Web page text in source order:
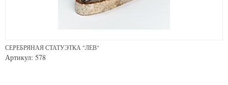
СЕРЕБРЯНАЯ СТАТУЭТКА "ЛЕВ"
Артикул: 578